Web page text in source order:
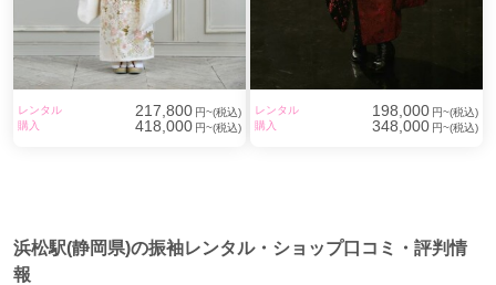
レンタル 217,800 円~(税込)
購入
418,000 円~(税込)
レンタル 198,000 円~(税込)
購入
348,000 円~(税込)
浜松駅(静岡県)の振袖レンタル・ショップ口コミ・評判情
報